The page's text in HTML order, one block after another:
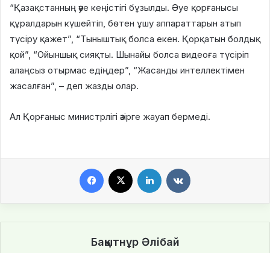
“Қазақстанның әуе кеңістігі бұзылды. Әуе қорғанысы
құралдарын күшейтіп, бөтен ұшу аппараттарын атып
түсіру қажет”, “Тыныштық болса екен. Қорқатын болдық
қой”, “Ойыншық сияқты. Шынайы болса видеоға түсіріп
алаңсыз отырмас едіңдер”, “Жасанды интеллектімен
жасалған”, – деп жазды олар.
Ал Қорғаныс министрлігі әзірге жауап бермеді.
Бақытнұр Әлібай